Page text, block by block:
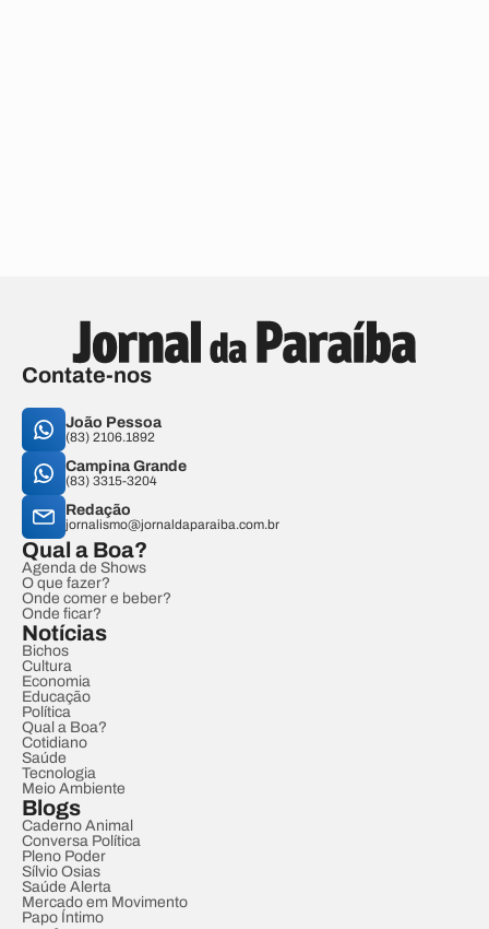
Contate-nos
João Pessoa
(83) 2106.1892
Campina Grande
(83) 3315-3204
Redação
jornalismo@jornaldaparaiba.com.br
Qual a Boa?
Agenda de Shows
O que fazer?
Onde comer e beber?
Onde ficar?
Notícias
Bichos
Cultura
Economia
Educação
Política
Qual a Boa?
Cotidiano
Saúde
Tecnologia
Meio Ambiente
Blogs
Caderno Animal
Conversa Política
Pleno Poder
Sílvio Osias
Saúde Alerta
Mercado em Movimento
Papo Íntimo